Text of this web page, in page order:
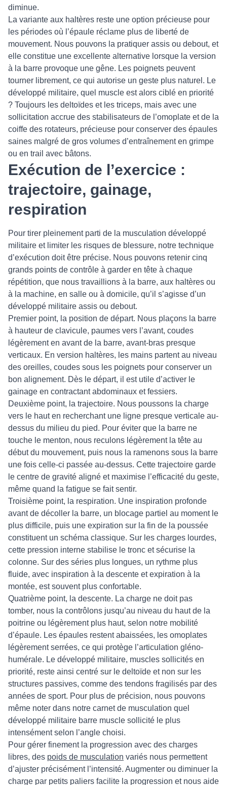
diminue.
La variante aux haltères reste une option précieuse pour
les périodes où l’épaule réclame plus de liberté de
mouvement. Nous pouvons la pratiquer assis ou debout, et
elle constitue une excellente alternative lorsque la version
à la barre provoque une gêne. Les poignets peuvent
tourner librement, ce qui autorise un geste plus naturel. Le
développé militaire, quel muscle est alors ciblé en priorité
? Toujours les deltoïdes et les triceps, mais avec une
sollicitation accrue des stabilisateurs de l’omoplate et de la
coiffe des rotateurs, précieuse pour conserver des épaules
saines malgré de gros volumes d’entraînement en grimpe
ou en trail avec bâtons.
Exécution de l’exercice :
trajectoire, gainage,
respiration
Pour tirer pleinement parti de la musculation développé
militaire et limiter les risques de blessure, notre technique
d’exécution doit être précise. Nous pouvons retenir cinq
grands points de contrôle à garder en tête à chaque
répétition, que nous travaillions à la barre, aux haltères ou
à la machine, en salle ou à domicile, qu’il s’agisse d’un
développé militaire assis ou debout.
Premier point, la position de départ. Nous plaçons la barre
à hauteur de clavicule, paumes vers l’avant, coudes
légèrement en avant de la barre, avant-bras presque
verticaux. En version haltères, les mains partent au niveau
des oreilles, coudes sous les poignets pour conserver un
bon alignement. Dès le départ, il est utile d’activer le
gainage en contractant abdominaux et fessiers.
Deuxième point, la trajectoire. Nous poussons la charge
vers le haut en recherchant une ligne presque verticale au-
dessus du milieu du pied. Pour éviter que la barre ne
touche le menton, nous reculons légèrement la tête au
début du mouvement, puis nous la ramenons sous la barre
une fois celle-ci passée au-dessus. Cette trajectoire garde
le centre de gravité aligné et maximise l’efficacité du geste,
même quand la fatigue se fait sentir.
Troisième point, la respiration. Une inspiration profonde
avant de décoller la barre, un blocage partiel au moment le
plus difficile, puis une expiration sur la fin de la poussée
constituent un schéma classique. Sur les charges lourdes,
cette pression interne stabilise le tronc et sécurise la
colonne. Sur des séries plus longues, un rythme plus
fluide, avec inspiration à la descente et expiration à la
montée, est souvent plus confortable.
Quatrième point, la descente. La charge ne doit pas
tomber, nous la contrôlons jusqu’au niveau du haut de la
poitrine ou légèrement plus haut, selon notre mobilité
d’épaule. Les épaules restent abaissées, les omoplates
légèrement serrées, ce qui protège l’articulation gléno-
humérale. Le développé militaire, muscles sollicités en
priorité, reste ainsi centré sur le deltoïde et non sur les
structures passives, comme des tendons fragilisés par des
années de sport. Pour plus de précision, nous pouvons
même noter dans notre carnet de musculation quel
développé militaire barre muscle sollicité le plus
intensément selon l’angle choisi.
Pour gérer finement la progression avec des charges
libres, des poids de musculation variés nous permettent
d’ajuster précisément l’intensité. Augmenter ou diminuer la
charge par petits paliers facilite la progression et nous aide